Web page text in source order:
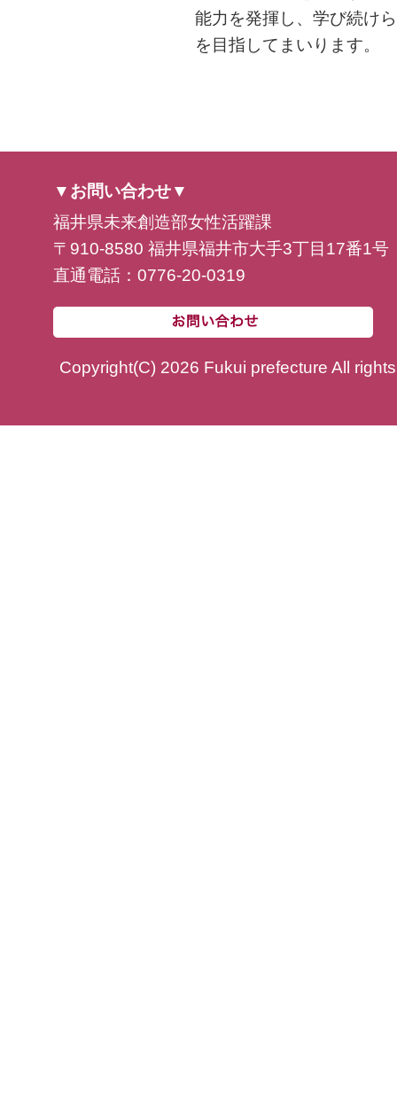
能力を発揮し、学び続け
を目指してまいります。
▼お問い合わせ▼
福井県未来創造部女性活躍課
〒910-8580 福井県福井市大手3丁目17番1号
直通電話：0776-20-0319
Copyright(C) 2026 Fukui prefecture All